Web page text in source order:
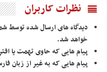
نظرات کاربران
دیدگاه های ارسال شده توسط
خواهد شد.
پیام هایی که حاوی تهمت یا
پیام هایی که به غیر از زبان